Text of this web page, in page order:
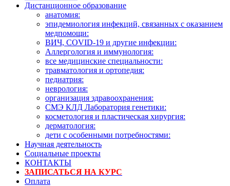
Дистанционное образование
анатомия:
эпидемиология инфекций, связанных с оказанием
медпомощи:
ВИЧ, COVID-19 и другие инфекции:
Аллергология и иммунология:
все медицинские специальности:
травматология и ортопедия:
педиатрия:
неврология:
организация здравоохранения:
СМЭ КЛД Лаборатория генетики:
косметология и пластическая хирургия:
дерматология:
дети с особенными потребностями:
Научная деятельность
Социальные проекты
КОНТАКТЫ
ЗАПИСАТЬСЯ НА КУРС
Оплата